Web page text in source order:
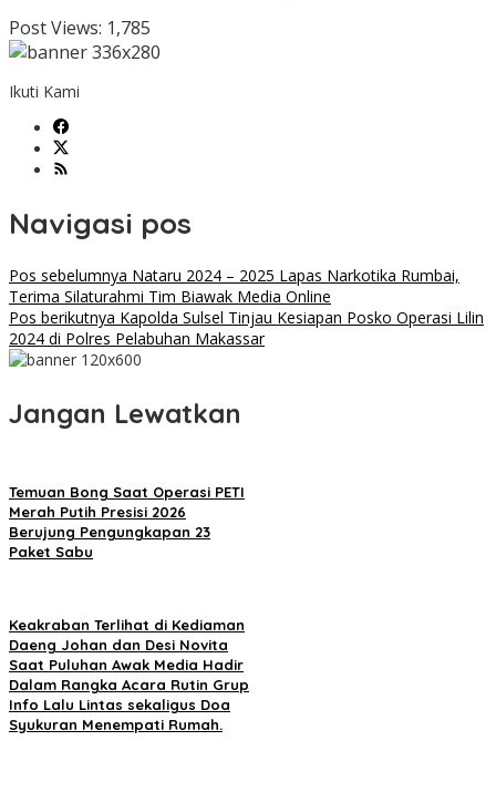
Post Views: 1,785
Ikuti Kami
Navigasi pos
Pos sebelumnya Nataru 2024 – 2025 Lapas Narkotika Rumbai,
Terima Silaturahmi Tim Biawak Media Online
Pos berikutnya Kapolda Sulsel Tinjau Kesiapan Posko Operasi Lilin
2024 di Polres Pelabuhan Makassar
Jangan Lewatkan
Temuan Bong Saat Operasi PETI
Merah Putih Presisi 2026
Berujung Pengungkapan 23
Paket Sabu
Keakraban Terlihat di Kediaman
Daeng Johan dan Desi Novita
Saat Puluhan Awak Media Hadir
Dalam Rangka Acara Rutin Grup
Info Lalu Lintas sekaligus Doa
Syukuran Menempati Rumah.